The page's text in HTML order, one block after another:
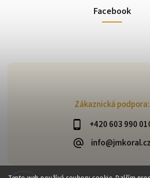
Zákaznická podpora:
+420 603 990
info@jmkoral.cz
Facebook